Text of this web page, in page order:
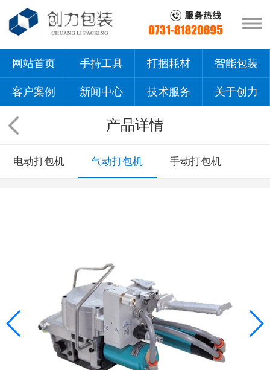
网站首页 手持工具 打捆耗材 智能包装
客户案例 新闻中心 技术服务 关于创力
产品详情
电动打包机 气动打包机 手动打包机